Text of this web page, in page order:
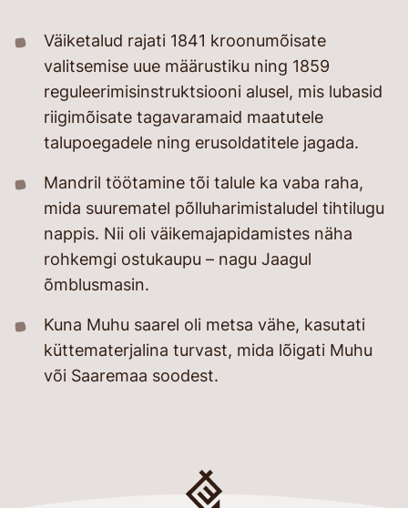
Väiketalud rajati 1841 kroonumõisate
valitsemise uue määrustiku ning 1859
reguleerimisinstruktsiooni alusel, mis lubasid
riigimõisate tagavaramaid maatutele
talupoegadele ning erusoldatitele jagada.
Mandril töötamine tõi talule ka vaba raha,
mida suurematel põlluharimistaludel tihtilugu
nappis. Nii oli väikemajapidamistes näha
rohkemgi ostukaupu – nagu Jaagul
õmblusmasin.
Kuna Muhu saarel oli metsa vähe, kasutati
küttematerjalina turvast, mida lõigati Muhu
või Saaremaa soodest.